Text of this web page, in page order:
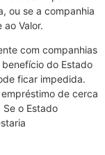
ou se a companhia
ao Valor.
com companhias
do Estado
ficar impedida.
de cerca
o Estado